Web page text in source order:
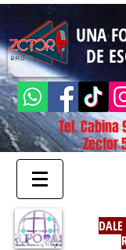
UNA
DE
Tel. Cabina
Zector